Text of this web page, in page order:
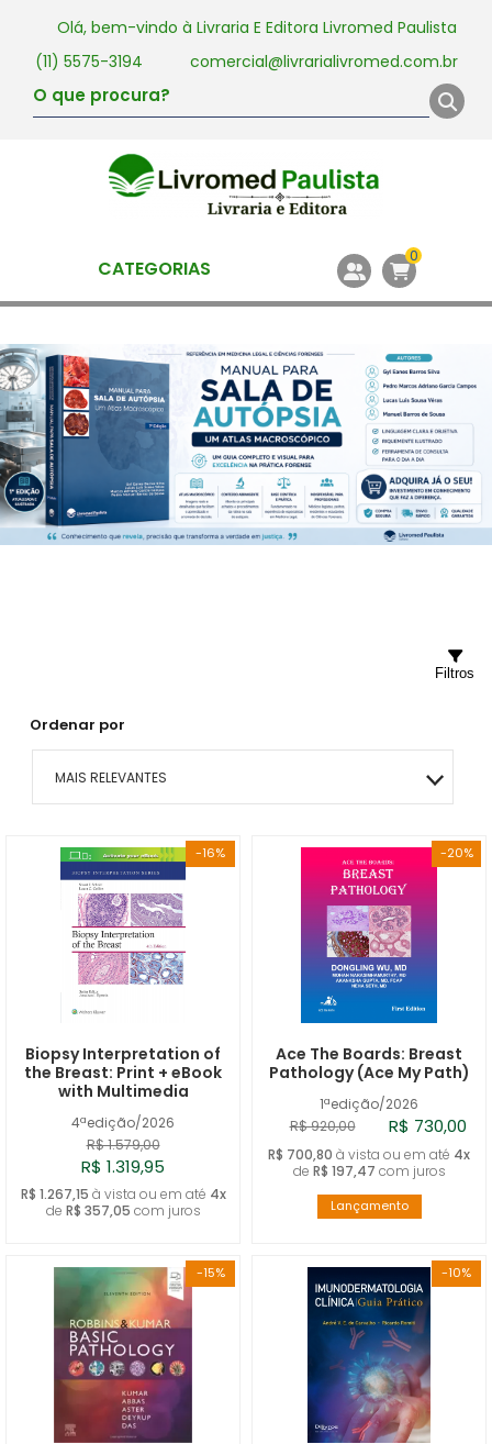
Olá, bem-vindo à Livraria E Editora Livromed Paulista
(11) 5575-3194
comercial@livrarialivromed.com.br
CATEGORIAS 0
Ordenar por
MAIS RELEVANTES
MENOR PREÇO
MAIOR PREÇO
A - Z
Filtros
-16%
4ªedição/2026
Biopsy Interpretation of
the Breast: Print + eBook
with Multimedia
R$ 1.579,00
R$ 1.319,95
R$ 1.267,15 à vista ou em até 4x
de R$ 357,05 com juros
-20%
1ªedição/2026
Ace The Boards: Breast
Pathology (Ace My Path)
R$ 920,00 R$ 730,00
R$ 700,80 à vista ou em até 4x
de R$ 197,47 com juros
Lançamento
-15% -10%